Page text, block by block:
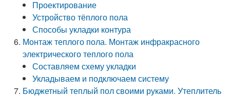
Проектирование
Устройство тёплого пола
Способы укладки контура
Монтаж теплого пола. Монтаж инфракрасного
электрического теплого пола
Составляем схему укладки
Укладываем и подключаем систему
Бюджетный теплый пол своими руками. Утеплитель